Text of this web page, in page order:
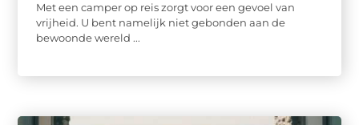
Met een camper op reis zorgt voor een gevoel van
vrijheid. U bent namelijk niet gebonden aan de
bewoonde wereld ...